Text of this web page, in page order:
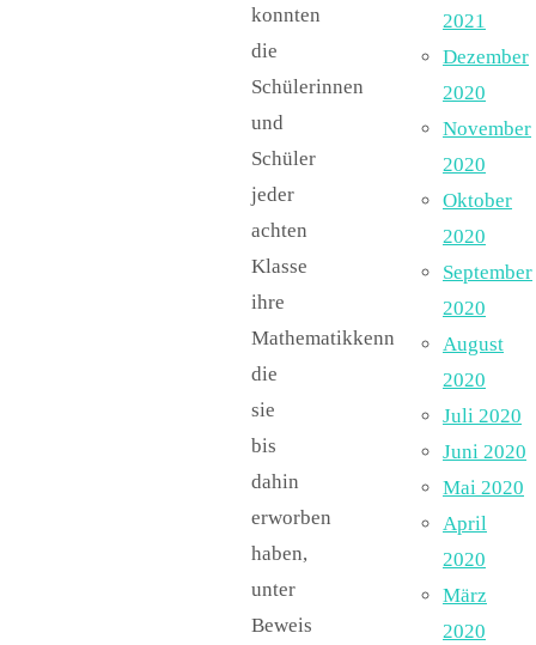
konnten
die
Schülerinnen
und
Schüler
jeder
achten
Klasse
ihre
Mathematikkenntnisse,
die
sie
bis
dahin
erworben
haben,
unter
Beweis
2021
Dezember
2020
November
2020
Oktober
2020
September
2020
August
2020
Juli 2020
Juni 2020
Mai 2020
April
2020
März
2020